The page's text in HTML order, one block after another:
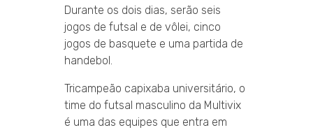
Durante os dois dias, serão seis
jogos de futsal e de vôlei, cinco
jogos de basquete e uma partida de
handebol.
Tricampeão capixaba universitário, o
time do futsal masculino da Multivix
é uma das equipes que entra em